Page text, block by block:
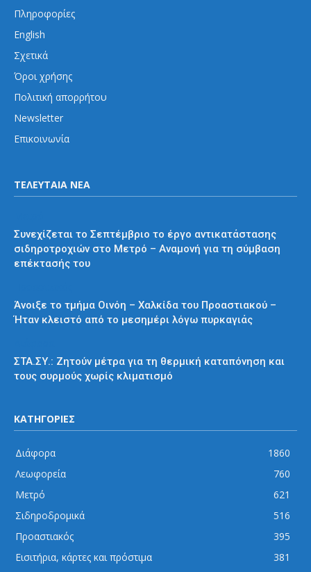
Πληροφορίες
English
Σχετικά
Όροι χρήσης
Πολιτική απορρήτου
Newsletter
Επικοινωνία
ΤΕΛΕΥΤΑΙΑ ΝΕΑ
Συνεχίζεται το Σεπτέμβριο το έργο αντικατάστασης
σιδηροτροχιών στο Μετρό – Αναμονή για τη σύμβαση
επέκτασής του
Άνοιξε το τμήμα Οινόη – Χαλκίδα του Προαστιακού –
Ήταν κλειστό από το μεσημέρι λόγω πυρκαγιάς
ΣΤΑ.ΣΥ.: Ζητούν μέτρα για τη θερμική καταπόνηση και
τους συρμούς χωρίς κλιματισμό
ΚΑΤΗΓΟΡΙΕΣ
Διάφορα
1860
Λεωφορεία
760
Μετρό
621
Σιδηροδρομικά
516
Προαστιακός
395
Εισιτήρια, κάρτες και πρόστιμα
381